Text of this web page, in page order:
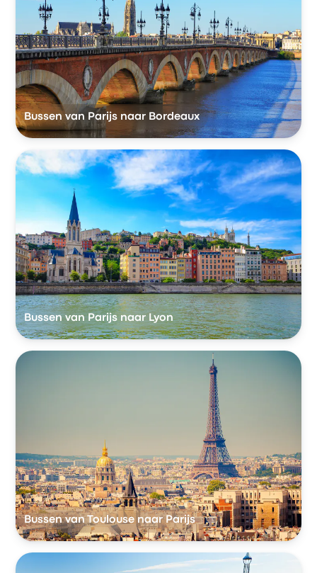
Bussen van Parijs naar Bordeaux
Bussen van Parijs naar Lyon
Bussen van Toulouse naar Parijs